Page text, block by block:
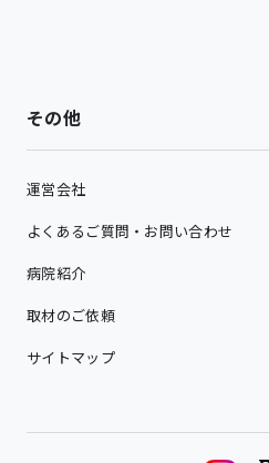
その他
運営会社
よくあるご質問・お問い合わせ
病院紹介
取材のご依頼
サイトマップ